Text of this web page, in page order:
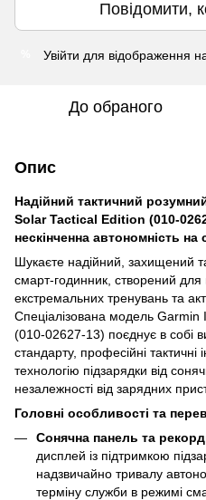
Повідомити,
Увійти для відображення
До обраного
Опис
Надійний тактичний
Solar Tactical Edition (010-
нескінченна автономність на
Шукаєте надійний, захищений
смарт-годинник, створений для
екстремальних тренувань та
Спеціалізована модель
(010-02627-13) поєднує в собі
стандарту, професійні тактичні
технологію підзарядки від
незалежності від зарядних
Головні особливості та
Сонячна панель та
дисплей із підтримкою
надзвичайно тривалу
терміну служби в режимі